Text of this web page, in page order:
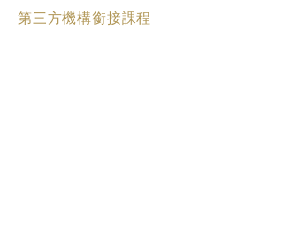
第三方機構銜接課程